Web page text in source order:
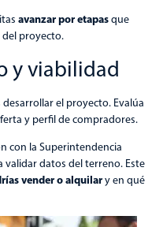
avanzar por etapasque
proyecto.
y viabilidad
el proyecto. Evalúa
y perfil de compradores.
con la Superintendencia
validar datos del terreno. Este
vender o alquilary en qué